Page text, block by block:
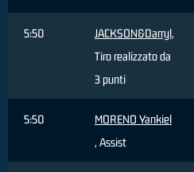
5:50 JACKSON&Darryl,
Tiro realizzato da
3 punti
5:50
MORENO Yankiel
, Assist